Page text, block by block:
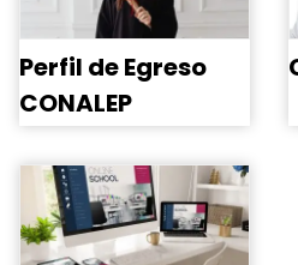
Perfil de Egreso
CONALEP